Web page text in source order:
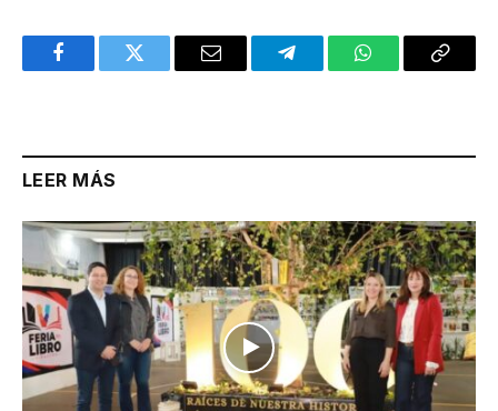
FacebookTwitter Email TelegramWhatsAppCopy
LEER MÁS